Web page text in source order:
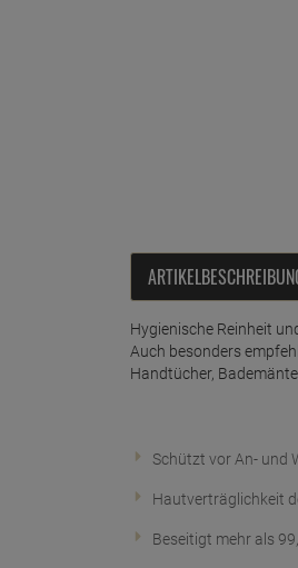
Hygienische Reinheit
Auch besonders
Handtücher,
Schützt vor An- und
Hautverträglichkeit
Beseitigt mehr als